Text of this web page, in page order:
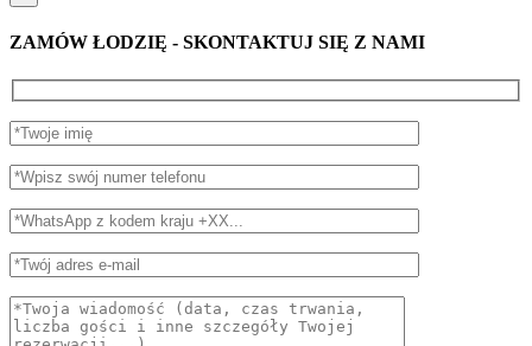
ZAMÓW ŁODZIĘ - SKONTAKTUJ SIĘ Z NAMI